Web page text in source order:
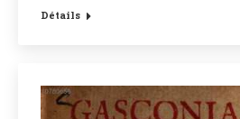
Détails